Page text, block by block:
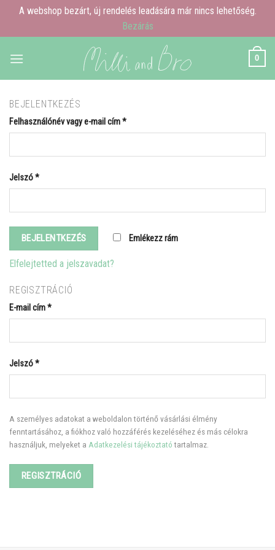
A webshop bezárt, új rendelés leadására már nincs lehetőség.
Bezárás
0
BEJELENTKEZÉS
Felhasználónév vagy e-mail cím*
Jelszó*
BEJELENTKEZÉS Emlékezz rám
Elfelejtetted a jelszavadat?
REGISZTRÁCIÓ
E-mail cím*
Jelszó*
A személyes adatokat a weboldalon történő vásárlási élmény
fenntartásához, a fiókhoz való hozzáférés kezeléséhez és más célokra
használjuk, melyeket a Adatkezelési tájékoztatótartalmaz.
REGISZTRÁCIÓ